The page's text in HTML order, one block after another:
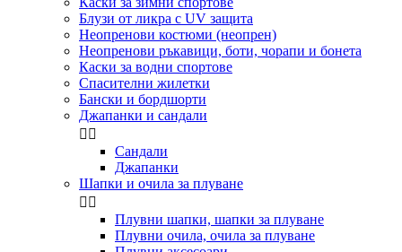
Блузи от ликра с UV защита
Неопренови костюми (неопрен)
Неопренови ръкавици, боти, чорапи и бонета
Каски за водни спортове
Спасителни жилетки
Бански и бордшорти
Джапанки и сандали
 
Сандали
Джапанки
Шапки и очила за плуване
 
Плувни шапки, шапки за плуване
Плувни очила, очила за плуване